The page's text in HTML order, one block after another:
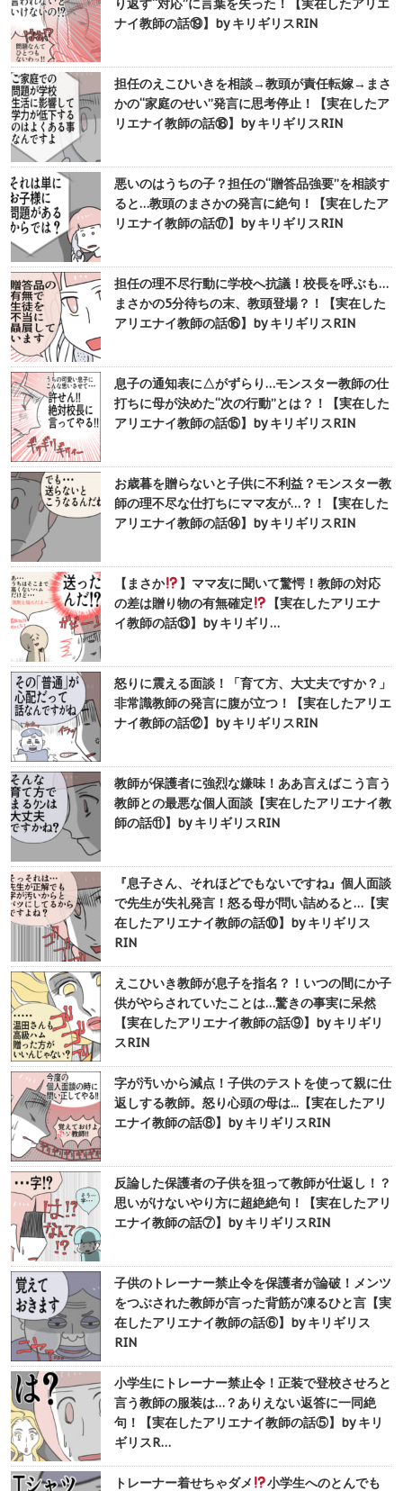
り返す“対応”に言葉を失った！【実在したアリエ
ナイ教師の話⑲】by キリギリスRIN
担任のえこひいきを相談→教頭が責任転嫁→まさ
かの“家庭のせい”発言に思考停止！【実在したア
リエナイ教師の話⑱】by キリギリスRIN
悪いのはうちの子？担任の“贈答品強要”を相談す
ると…教頭のまさかの発言に絶句！【実在したア
リエナイ教師の話⑰】by キリギリスRIN
担任の理不尽行動に学校へ抗議！校長を呼ぶも…
まさかの5分待ちの末、教頭登場？！【実在した
アリエナイ教師の話⑯】by キリギリスRIN
息子の通知表に△がずらり…モンスター教師の仕
打ちに母が決めた“次の行動”とは？！【実在した
アリエナイ教師の話⑮】by キリギリスRIN
お歳暮を贈らないと子供に不利益？モンスター教
師の理不尽な仕打ちにママ友が…？！【実在した
アリエナイ教師の話⑭】by キリギリスRIN
【まさか
】ママ友に聞いて驚愕！教師の対応
の差は贈り物の有無確定
【実在したアリエナ
イ教師の話⑬】by キリギリ…
怒りに震える面談！「育て方、大丈夫ですか？」
非常識教師の発言に腹が立つ！【実在したアリエ
ナイ教師の話⑫】by キリギリスRIN
教師が保護者に強烈な嫌味！ああ言えばこう言う
教師との最悪な個人面談【実在したアリエナイ教
師の話⑪】by キリギリスRIN
『息子さん、それほどでもないですね』個人面談
で先生が失礼発言！怒る母が問い詰めると…【実
在したアリエナイ教師の話⑩】by キリギリス
RIN
えこひいき教師が息子を指名？！いつの間にか子
供がやらされていたことは…驚きの事実に呆然
【実在したアリエナイ教師の話⑨】by キリギリ
スRIN
字が汚いから減点！子供のテストを使って親に仕
返しする教師。怒り心頭の母は...【実在したアリ
エナイ教師の話⑧】by キリギリスRIN
反論した保護者の子供を狙って教師が仕返し！？
思いがけないやり方に超絶絶句！【実在したアリ
エナイ教師の話⑦】by キリギリスRIN
子供のトレーナー禁止令を保護者が論破！メンツ
をつぶされた教師が言った背筋が凍るひと言【実
在したアリエナイ教師の話⑥】by キリギリス
RIN
小学生にトレーナー禁止令！正装で登校させろと
言う教師の服装は…？ありえない返答に一同絶
句！【実在したアリエナイ教師の話⑤】by キリ
ギリスR…
トレーナー着せちゃダメ 小学生へのとんでも